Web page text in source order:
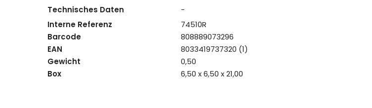
Technisches Daten
-
Interne Referenz
74510R
Barcode
808889073296
EAN
8033419737320 (1)
Gewicht
0,50
Box
6,50 x 6,50 x 21,00